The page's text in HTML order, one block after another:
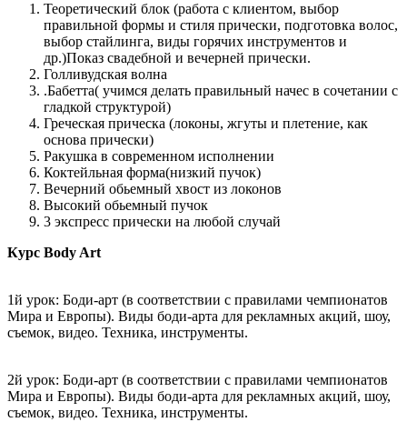
Теоретический блок (работа с клиентом, выбор
правильной формы и стиля прически, подготовка волос,
выбор стайлинга, виды горячих инструментов и
др.)Показ свадебной и вечерней прически.
Голливудская волна
.Бабетта( учимся делать правильный начес в сочетании с
гладкой структурой)
Греческая прическа (локоны, жгуты и плетение, как
основа прически)
Ракушка в современном исполнении
Коктейльная форма(низкий пучок)
Вечерний обьемный хвост из локонов
Высокий обьемный пучок
3 экспресс прически на любой случай
Курс Body Art
1й урок: Боди-арт (в соответствии с правилами чемпионатов
Мира и Европы). Виды боди-арта для рекламных акций, шоу,
съемок, видео. Техника, инструменты.
2й урок: Боди-арт (в соответствии с правилами чемпионатов
Мира и Европы). Виды боди-арта для рекламных акций, шоу,
съемок, видео. Техника, инструменты.